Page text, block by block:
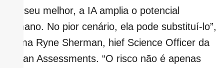
“No seu melhor, a IA amplia o potencial
humano. No pior cenário, ela pode substituí-lo”,
afirma Ryne Sherman, hief Science Officer da
Hogan Assessments. “O risco não é apenas